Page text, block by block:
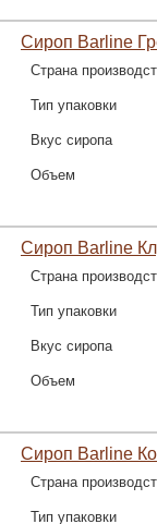
Сироп Barline
Страна
Тип упаковки
Вкус сиропа
Объем
Сироп Barline
Страна
Тип упаковки
Вкус сиропа
Объем
Сироп Barline
Страна
Тип упаковки